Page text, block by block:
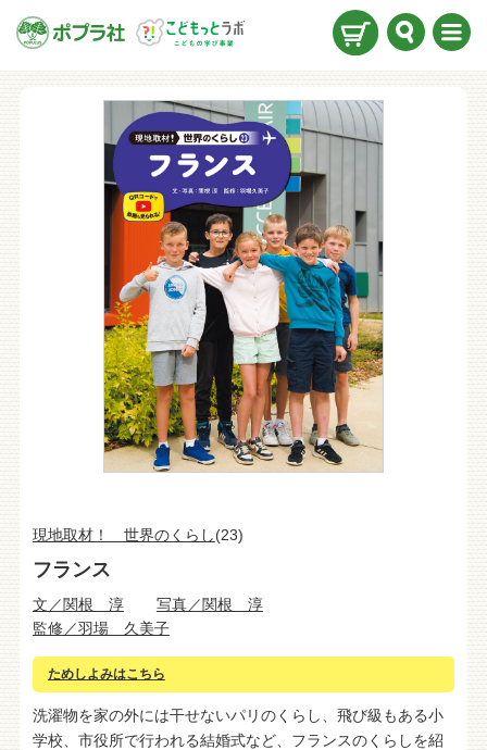
ュー
現地取材！ 世界のくらし(23)
フランス
文／関根 淳
写真／関根 淳
監修／羽場 久美子
ためしよみはこちら
洗濯物を家の外には干せないパリのくらし、飛び級もある小
学校、市役所で行われる結婚式など、フランスのくらしを紹